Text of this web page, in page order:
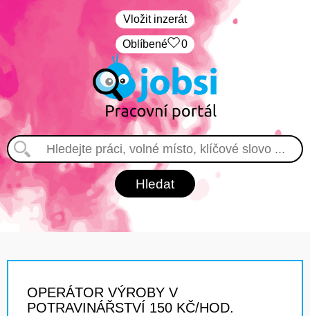
Vložit inzerát
Oblíbené 0
OPERÁTOR VÝROBY V
POTRAVINÁŘSTVÍ 150 KČ/HOD.